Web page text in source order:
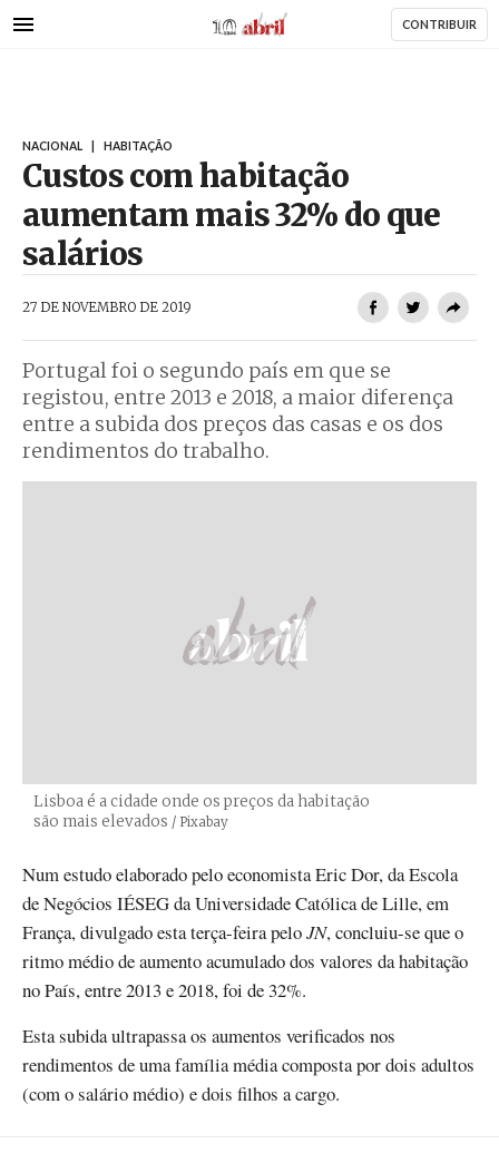
para
AbrilAbril CONTRIBUIR
NACIONAL HABITAÇÃO
Custos com habitação
aumentam mais 32% do que
salários
27 DE NOVEMBRO DE 2019
Portugal foi o segundo país em que se
registou, entre 2013 e 2018, a maior diferença
entre a subida dos preços das casas e os dos
rendimentos do trabalho.
Lisboa é a cidade onde os preços da habitação
são mais elevados Créditos
/ Pixabay
Num estudo elaborado pelo economista Eric Dor, da Escola
de Negócios IÉSEG da Universidade Católica de Lille, em
França, divulgado esta terça-feira peloJN, concluiu-se que o
ritmo médio de aumento acumulado dos valores da habitação
no País, entre 2013 e 2018, foi de 32%.
Esta subida ultrapassa os aumentos verificados nos
rendimentos de uma família média composta por dois adultos
(com o salário médio) e dois filhos a cargo.